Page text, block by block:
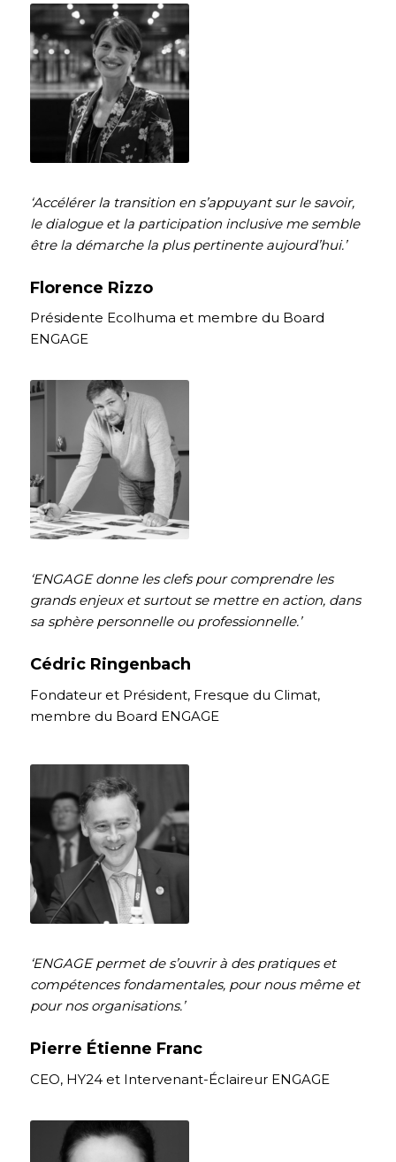
‘Accélérer la transition en s’appuyant sur le savoir,
le dialogue et la participation inclusive me semble
être la démarche la plus pertinente aujourd’hui.’
Florence Rizzo
Présidente Ecolhuma et membre du Board
ENGAGE
‘ENGAGE donne les clefs pour comprendre les
grands enjeux et surtout se mettre en action, dans
sa sphère personnelle ou professionnelle.’
Cédric Ringenbach
Fondateur et Président, Fresque du Climat,
membre du Board ENGAGE
‘ENGAGE permet de s’ouvrir à des pratiques et
compétences fondamentales, pour nous même et
pour nos organisations.’
Pierre Étienne Franc
CEO, HY24 et Intervenant-Éclaireur ENGAGE